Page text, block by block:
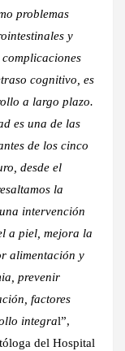
problemas
y
cognitivo, es
a largo plazo.
es una de las
de los cinco
desde el
la
intervención
a piel, mejora la
alimentación y
prevenir
factores
integral”,
del Hospital